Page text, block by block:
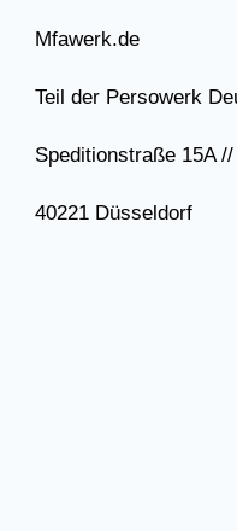
Mfawerk.de
Teil der Persowerk
Speditionstraße 15A
40221 Düsseldorf